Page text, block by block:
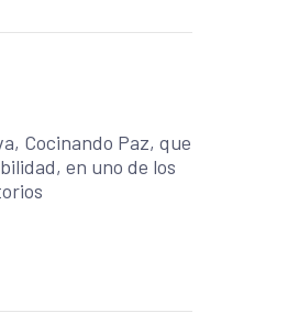
Cocinando Paz, que
en uno de los